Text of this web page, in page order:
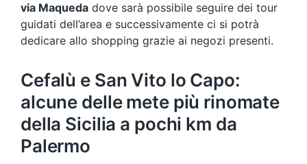
via Maqueda dove sarà possibile seguire dei tour
guidati dell’area e successivamente ci si potrà
dedicare allo shopping grazie ai negozi presenti.
Cefalù e San Vito lo Capo:
alcune delle mete più rinomate
della Sicilia a pochi km da
Palermo